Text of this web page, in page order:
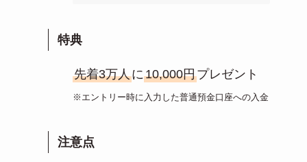
特典
先着3万人に10,000円プレゼント
※エントリー時に入力した普通預金口座への入金
注意点